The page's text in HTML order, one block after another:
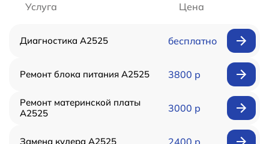
Услуга Цена
Диагностика А2525 бесплатно
Ремонт блока питания А2525 3800 р
Ремонт материнской платы
А2525
3000 р
Замена кулера А2525